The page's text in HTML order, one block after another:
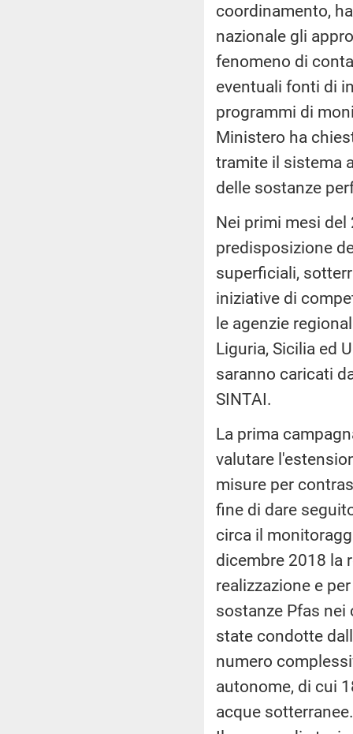
coordinamento,
nazionale gli
fenomeno di
eventuali fonti di
programmi di
Ministero ha
tramite il sistema
delle sostanze
Nei primi mesi
predisposizione
superficiali,
iniziative di
le agenzie
Liguria, Sicilia ed
saranno caricati
SINTAI.
La prima
valutare
misure per
fine di dare
circa il
dicembre 2018 la
realizzazione e
sostanze Pfas
state condotte
numero
autonome, di cui
acque